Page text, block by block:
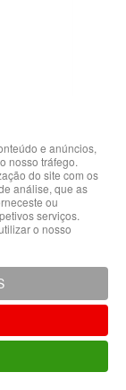
e anúncios,
nosso tráfego.
do site com os
análise, que as
ou
serviços.
o nosso